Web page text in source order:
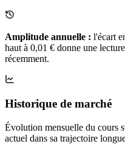
Amplitude annuelle : l'écart
haut à 0,01 € donne une
récemment.
Historique de marché
Évolution mensuelle du cours
actuel dans sa trajectoire